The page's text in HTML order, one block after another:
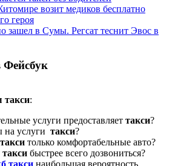
возит медиков бесплатно
героя
зашел в Сумы. Регсат теснит Эвос в
такси:
услуги предоставляет такси?
на услуги такси?
такси только комфортабельные авто?
такси быстрее всего дозвониться?
такси наибольшая вероятность